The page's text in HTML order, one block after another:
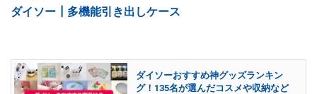
ダイソー┃多機能引き出しケース
ダイソーおすすめ神グッズランキン
グ！135名が選んだコスメや収納など